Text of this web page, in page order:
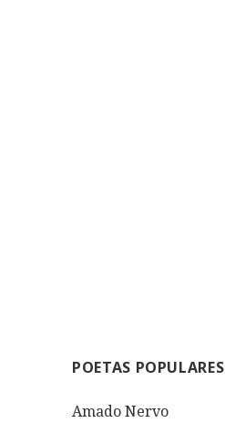
POETAS POPULARES
Amado Nervo